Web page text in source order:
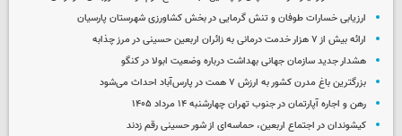
ارزیابی خسارات طوفان و تنش گرمایی در بخش کشاورزی شهرستان پارسیان
ارائه بیش از ۷ هزار خدمت درمانی به زائران اربعین حسینی در مرز چذابه
هشدار جدید سازمان جهانی بهداشت درباره وضعیت ابولا در کنگو
بزرگترین باغ مدرن کشور به ارزش ۷ همت در پارس‌آباد احداث می‌شود
رهن و اجاره آپارتمان در جنوب تهران چهارشنبه ۱۴ مرداد ۱۴۰۵
کیشوندان در اجتماع اربعین، حماسه‌ای از شور حسینی رقم زدند